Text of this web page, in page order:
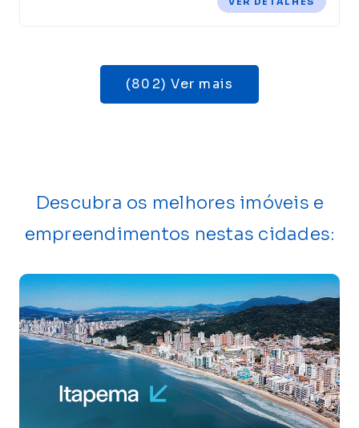
(802) Ver mais
Descubra os melhores imóveis e
empreendimentos nestas cidades: